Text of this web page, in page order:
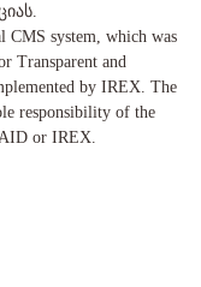
CMS system, which was
Transparent and
by IREX. The
responsibility of the
or IREX.